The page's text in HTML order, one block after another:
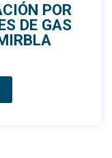
POR
DE GAS